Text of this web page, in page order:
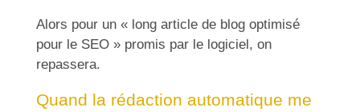
Alors pour un « long article de blog optimisé
pour le SEO » promis par le logiciel, on
repassera.
Quand la rédaction automatique me